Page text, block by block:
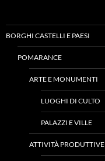
BORGHI CASTELLI E PAESI
POMARANCE
ARTE E MONUMENTI
LUOGHI DI CULTO
PALAZZI E VILLE
ATTIVITÀ PRODUTTIVE